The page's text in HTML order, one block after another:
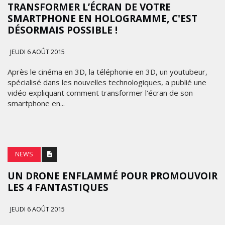
TRANSFORMER L’ÉCRAN DE VOTRE
SMARTPHONE EN HOLOGRAMME, C'EST
DÉSORMAIS POSSIBLE !
JEUDI 6 AOÛT 2015
Après le cinéma en 3D, la téléphonie en 3D, un youtubeur,
spécialisé dans les nouvelles technologiques, a publié une
vidéo expliquant comment transformer l'écran de son
smartphone en...
NEWS
UN DRONE ENFLAMMÉ POUR PROMOUVOIR
LES 4 FANTASTIQUES
JEUDI 6 AOÛT 2015